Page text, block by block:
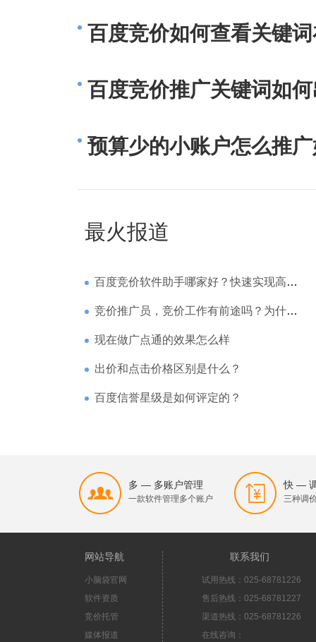
百度竞价如何查看关键
百度竞价推广关键词如
预算少的小账户怎么推
最火报道
百度竞价软件助手哪家好？快速实现高回报哪家强？
竞价推广员，竞价工作有前途吗？为什么待遇那么高
现在做广点通的效果怎么样
出价和点击价格区别是什么？
百度信誉星级是如何评定的？
多 — 多账户管理
一款软件管理多个账户
快 —
三种调
网站导航
小脑袋官网
软件资质
竞价托管
媒体报道
联系我们
试用热线：025-68781226
售后热线：025-68781227
渠道热线：025-68781226
在线咨询：